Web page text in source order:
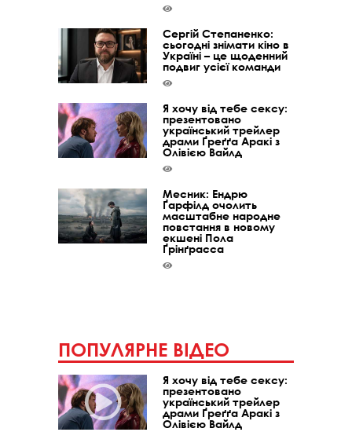
Сергій Степаненко:
сьогодні знімати кіно в
Україні – це щоденний
подвиг усієї команди
Я хочу від тебе сексу:
презентовано
український трейлер
драми Ґреґґа Аракі з
Олівією Вайлд
Месник: Ендрю
Ґарфілд очолить
масштабне народне
повстання в новому
екшені Пола
Ґрінґрасса
ПОПУЛЯРНЕ ВІДЕО
Я хочу від тебе сексу:
презентовано
український трейлер
драми Ґреґґа Аракі з
Олівією Вайлд